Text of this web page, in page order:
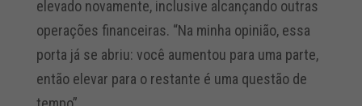
elevado novamente, inclusive alcançando outras
operações financeiras. “Na minha opinião, essa
porta já se abriu: você aumentou para uma parte,
então elevar para o restante é uma questão de